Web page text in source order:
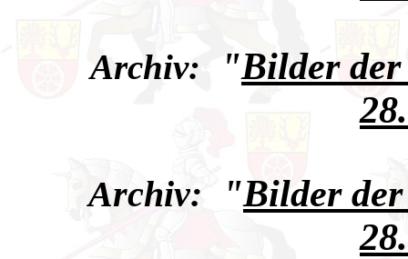
Archiv: "Bilder der
Archiv: "Bilder der